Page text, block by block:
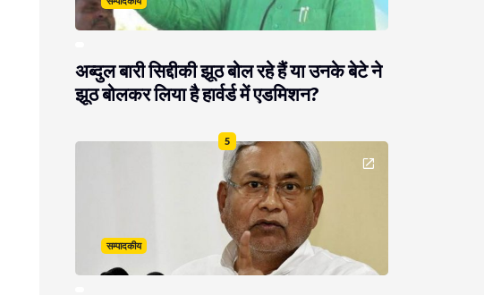
अब्दुल बारी सिद्दीकी झूठ बोल रहे हैं या उनके बेटे ने
झूठ बोलकर लिया है हार्वर्ड में एडमिशन?
5
सम्पादकीय